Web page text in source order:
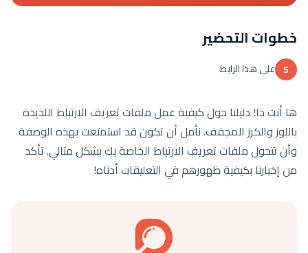
خطوات التحضير
5 على هذا الرابط
ها أنت ذا! دليلنا حول كيفية عمل ملفات تعريف الارتباط اللذيذة
باللوز والكرز المجفف. نأمل أن تكون قد استمتعت بهذه الوصفة
وأن تتحول ملفات تعريف الارتباط الخاصة بك بشكل مثالي. تأكد
من إخبارنا بكيفية ظهورهم في التعليقات أدناه!